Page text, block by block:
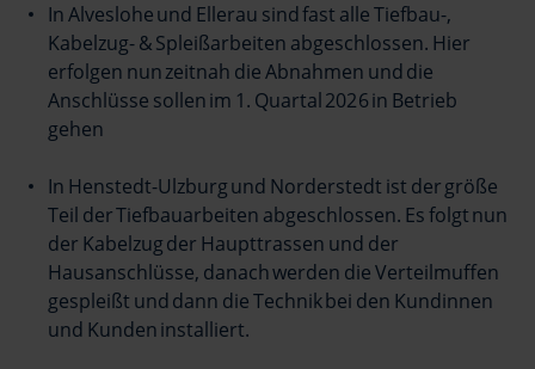
In Alveslohe und Ellerau sind fast alle Tiefbau-,
Kabelzug- & Spleißarbeiten abgeschlossen. Hier
erfolgen nun zeitnah die Abnahmen und die
Anschlüsse sollen im 1. Quartal 2026 in Betrieb
gehen
In Henstedt-Ulzburg und Norderstedt ist der größe
Teil der Tiefbauarbeiten abgeschlossen. Es folgt nun
der Kabelzug der Haupttrassen und der
Hausanschlüsse, danach werden die Verteilmuffen
gespleißt und dann die Technik bei den Kundinnen
und Kunden installiert.